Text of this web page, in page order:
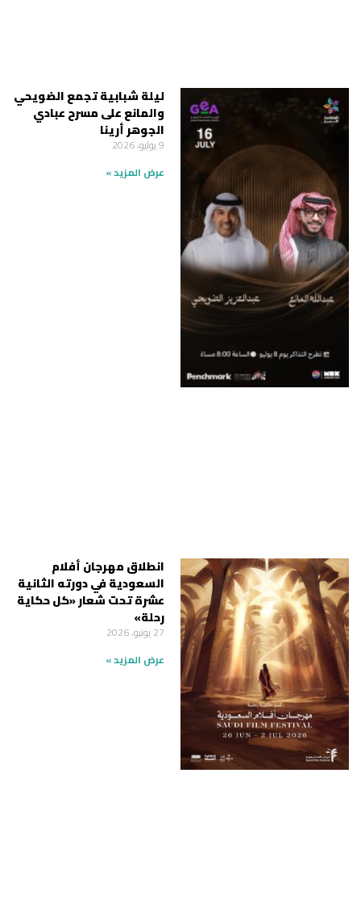
ليلة شبابية تجمع الضويحي
والمانع على مسرح عبادي
الجوهر أرينا
9 يوليو، 2026
عرض المزيد »
انطلاق مهرجان أفلام
السعودية في دورته الثانية
عشرة تحت شعار «كل حكاية
رحلة»
27 يونيو، 2026
عرض المزيد »